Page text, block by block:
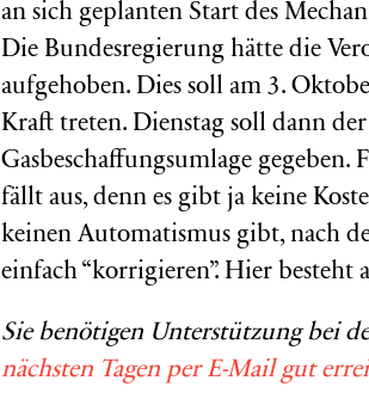
an sich geplanten Start des
Die Bundesregierung hätte die
aufgehoben. Dies soll am 3.
Kraft treten. Dienstag soll dann
Gasbeschaffungsumlage
fällt aus, denn es gibt ja keine
keinen Automatismus gibt, nach
einfach “korrigieren”. Hier besteht
Sie benötigen Unterstützung bei
nächsten Tagen per E-Mail gut